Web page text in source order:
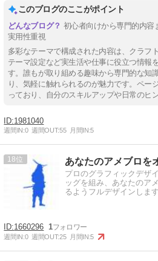
このブログのここがポイント
初心者向けから専門的内容
実用性重視
多彩なテーマで構成された内容は、クラフ
テーマ設定など実生活や仕事に役立つ情報
す。誰もが取り組める趣味から専門的な知
り、気軽に触れられるのが魅力です。ペー
っており、自分のスキルアップや日常のヒ
1981040
週間IN:0 週間OUT:55 月間IN:5
18 あなたのアメブロを
プロのグラフィックデザ
ッグを組み、あなたのア
るようフルデザインします
1660296 1
週間IN:0 週間OUT:25 月間IN:5